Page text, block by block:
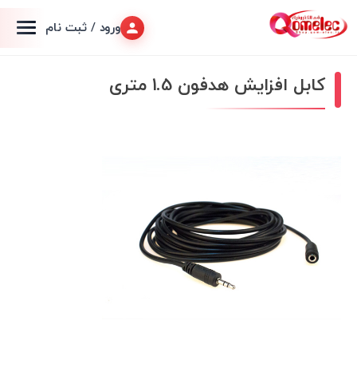
ورود / ثبت نام
کابل افزایش هدفون 1.5 متری